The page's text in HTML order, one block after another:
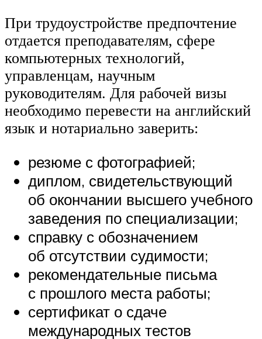
При трудоустройстве предпочтение
отдается преподавателям, сфере
компьютерных технологий,
управленцам, научным
руководителям. Для рабочей визы
необходимо перевести на английский
язык и нотариально заверить:
резюме с фотографией;
диплом, свидетельствующий
об окончании высшего учебного
заведения по специализации;
справку с обозначением
об отсутствии судимости;
рекомендательные письма
с прошлого места работы;
сертификат о сдаче
международных тестов